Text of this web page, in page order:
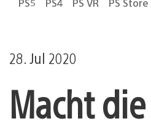
PS5 PS4 PS VR PS Store
28. Jul 2020
Macht